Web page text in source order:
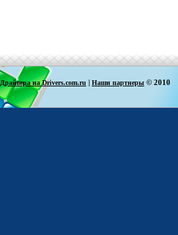
Драйвера на Drivers.com.ru | Наши партнеры © 2010